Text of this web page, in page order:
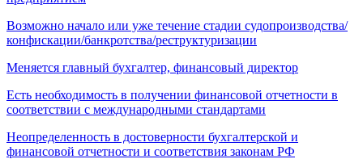
Возможно начало или уже течение стадии судопроизводства/
конфискации/банкротства/реструктуризации
Меняется главный бухгалтер, финансовый директор
Есть необходимость в получении финансовой отчетности в
соответствии с международными стандартами
Неопределенность в достоверности бухгалтерской и
финансовой отчетности и соответствия законам РФ